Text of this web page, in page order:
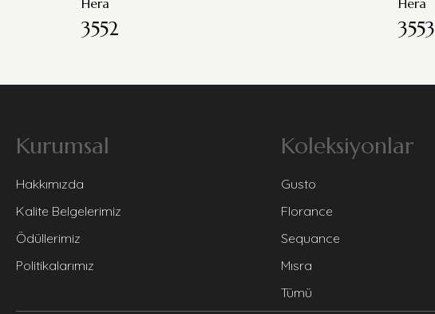
Hera
3552
Hera
3553
Kurumsal
Hakkımızda
Kalite Belgelerimiz
Ödüllerimiz
Politikalarımız
Koleksiyonlar
Gusto
Florance
Sequance
Mısra
Tümü